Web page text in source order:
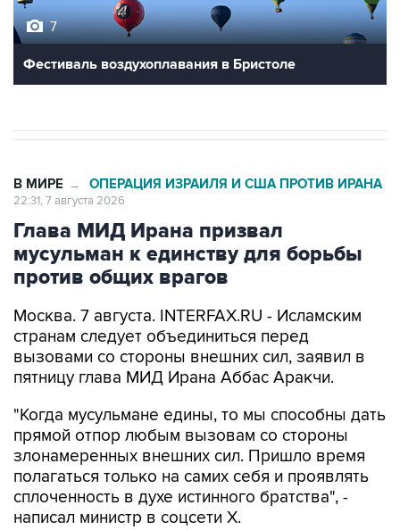
7
Фестиваль воздухоплавания в Бристоле
В МИРЕ → ОПЕРАЦИЯ ИЗРАИЛЯ И США ПРОТИВ ИРАНА
22:31, 7 августа 2026
Глава МИД Ирана призвал
мусульман к единству для борьбы
против общих врагов
Москва. 7 августа. INTERFAX.RU - Исламским
странам следует объединиться перед
вызовами со стороны внешних сил, заявил в
пятницу глава МИД Ирана Аббас Аракчи.
"Когда мусульмане едины, то мы способны дать
прямой отпор любым вызовам со стороны
злонамеренных внешних сил. Пришло время
полагаться только на самих себя и проявлять
сплоченность в духе истинного братства", -
написал министр в соцсети Х.